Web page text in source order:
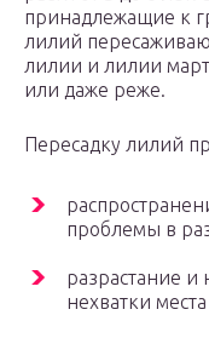
принадлежащие к
лилий
лилии и лилии
или даже реже.
Пересадку лилий
проблемы в
разрастание и
нехватки